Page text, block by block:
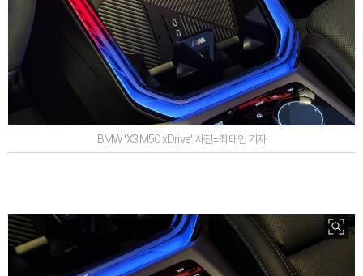
BMW 'X3 M50 xDrive'. 사진=최태인 기자